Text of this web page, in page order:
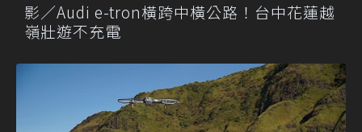
影／Audi e-tron橫跨中橫公路！台中花蓮越
嶺壯遊不充電